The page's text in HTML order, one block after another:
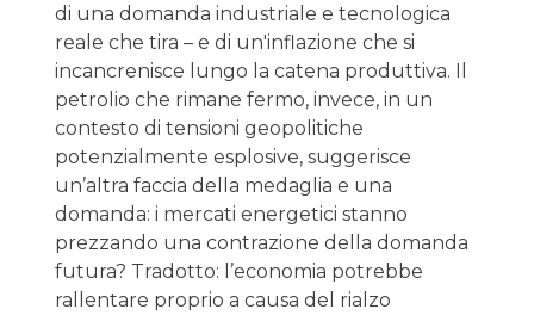
di una domanda industriale e tecnologica
reale che tira – e di un'inflazione che si
incancrenisce lungo la catena produttiva. Il
petrolio che rimane fermo, invece, in un
contesto di tensioni geopolitiche
potenzialmente esplosive, suggerisce
un’altra faccia della medaglia e una
domanda: i mercati energetici stanno
prezzando una contrazione della domanda
futura? Tradotto: l’economia potrebbe
rallentare proprio a causa del rialzo